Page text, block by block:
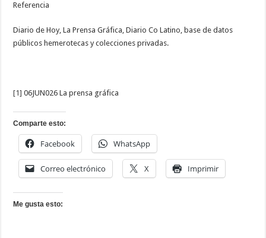
Referencia
Diario de Hoy, La Prensa Gráfica, Diario Co Latino, base de datos
públicos hemerotecas y colecciones privadas.
[1] 06JUN026 La prensa gráfica
Comparte esto:
Facebook WhatsApp
Correo electrónico X Imprimir
Me gusta esto: